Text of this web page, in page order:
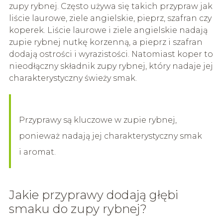
zupy rybnej. Często używa się takich przypraw jak
liście laurowe, ziele angielskie, pieprz, szafran czy
koperek. Liście laurowe i ziele angielskie nadają
zupie rybnej nutkę korzenną, a pieprz i szafran
dodają ostrości i wyrazistości. Natomiast koper to
nieodłączny składnik zupy rybnej, który nadaje jej
charakterystyczny świeży smak.
Przyprawy są kluczowe w zupie rybnej,
ponieważ nadają jej charakterystyczny smak
i aromat.
Jakie przyprawy dodają głębi
smaku do zupy rybnej?